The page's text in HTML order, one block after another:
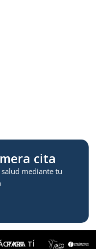
cita
mediante tu
PARA TÍ